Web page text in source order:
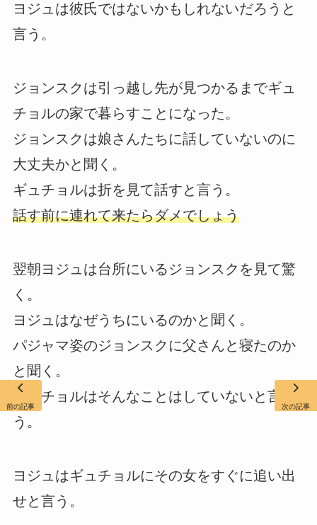
ヨジュは彼氏ではないかもしれないだろうと
言う。
ジョンスクは引っ越し先が見つかるまでギュ
チョルの家で暮らすことになった。
ジョンスクは娘さんたちに話していないのに
大丈夫かと聞く。
ギュチョルは折を見て話すと言う。
話す前に連れて来たらダメでしょう
翌朝ヨジュは台所にいるジョンスクを見て驚
く。
ヨジュはなぜうちにいるのかと聞く。
パジャマ姿のジョンスクに父さんと寝たのか
と聞く。
ギュチョルはそんなことはしていないと言
う。
ヨジュはギュチョルにその女をすぐに追い出
せと言う。
前の記事 次の記事